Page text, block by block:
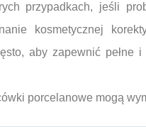
przypadkach, jeśli
kosmetycznej
aby zapewnić pełne
porcelanowe mogą